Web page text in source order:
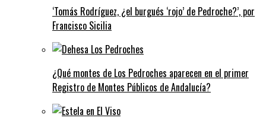
‘Tomás Rodríguez, ¿el burgués ‘rojo’ de Pedroche?’, por
Francisco Sicilia
¿Qué montes de Los Pedroches aparecen en el primer
Registro de Montes Públicos de Andalucía?